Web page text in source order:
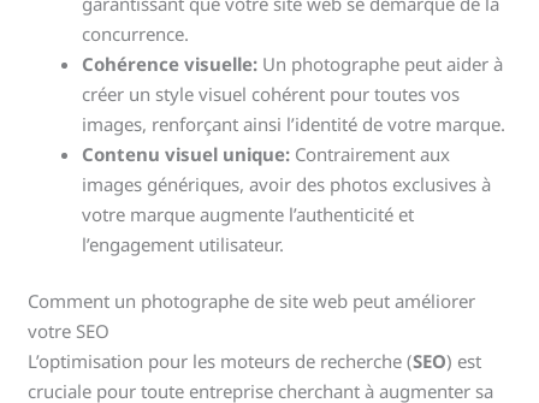
concurrence.
Cohérence visuelle: Un photographe peut aider à
créer un style visuel cohérent pour toutes vos
images, renforçant ainsi l’identité de votre marque.
Contenu visuel unique: Contrairement aux
images génériques, avoir des photos exclusives à
votre marque augmente l’authenticité et
l’engagement utilisateur.
Comment un photographe de site web peut améliorer
votre SEO
L’optimisation pour les moteurs de recherche (SEO) est
cruciale pour toute entreprise cherchant à augmenter sa